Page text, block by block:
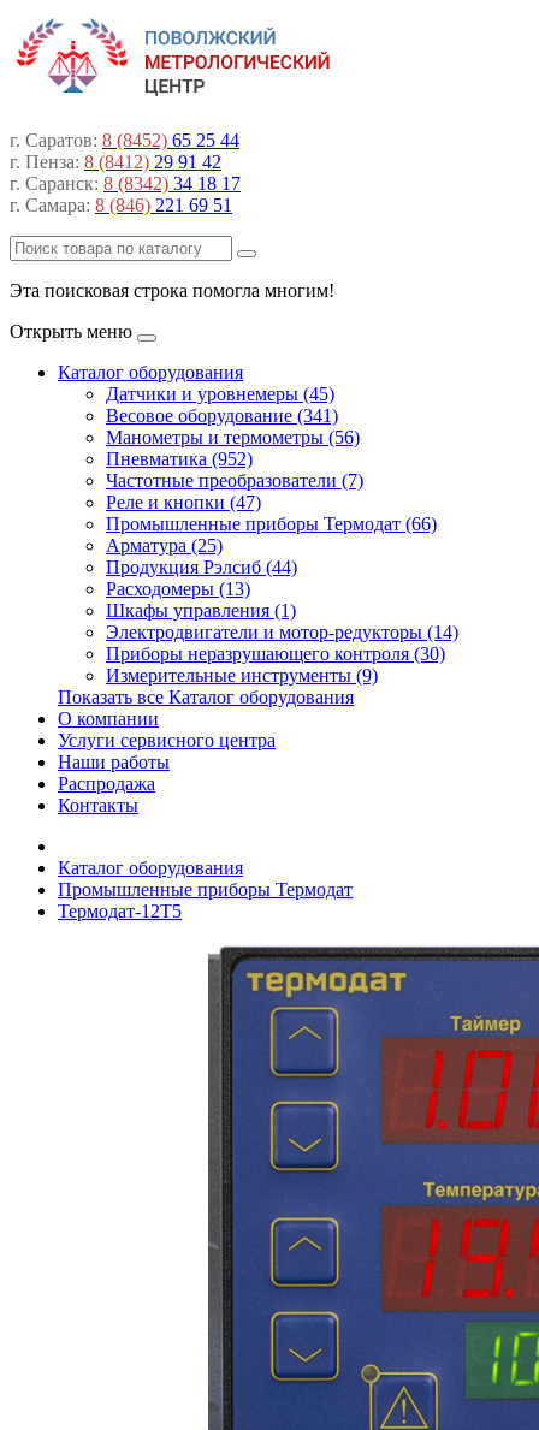
г. Саратов: 8 (8452) 65 25 44
г. Пенза: 8 (8412) 29 91 42
г. Саранск: 8 (8342) 34 18 17
г. Самара: 8 (846) 221 69 51
Эта поисковая строка помогла многим!
Открыть меню
Каталог оборудования
Датчики и уровнемеры (45)
Весовое оборудование (341)
Манометры и термометры (56)
Пневматика (952)
Частотные преобразователи (7)
Реле и кнопки (47)
Промышленные приборы Термодат (66)
Арматура (25)
Продукция Рэлсиб (44)
Расходомеры (13)
Шкафы управления (1)
Электродвигатели и мотор-редукторы (14)
Приборы неразрушающего контроля (30)
Измерительные инструменты (9)
Показать все Каталог оборудования
О компании
Услуги сервисного центра
Наши работы
Распродажа
Контакты
Каталог оборудования
Промышленные приборы Термодат
Термодат-12Т5